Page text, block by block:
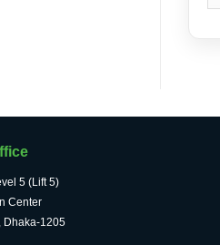
5 (Lift 5)
Center
Dhaka-1205